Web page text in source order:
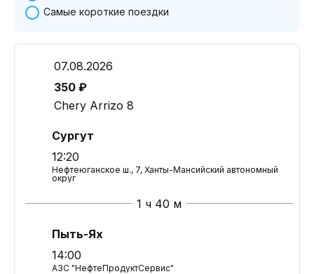
Самые короткие поездки
07.08.2026
350 ₽
Chery Arrizo 8
Сургут
12:20
Нефтеюганское ш., 7, Ханты-Мансийский автономный
округ
1 ч 40 м
Пыть-Ях
14:00
АЗС "НефтеПродуктСервис"